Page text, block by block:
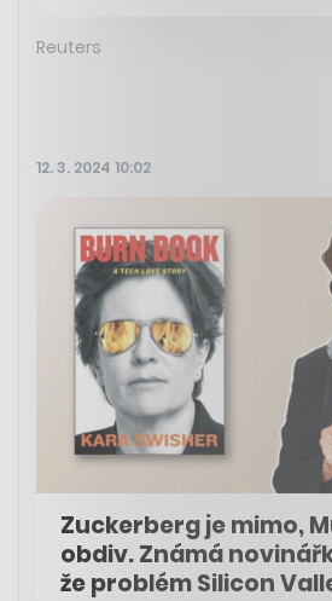
Reuters
12. 3. 2024 10:02
Zuckerberg je mimo,
obdiv. Známá
že problém Silicon